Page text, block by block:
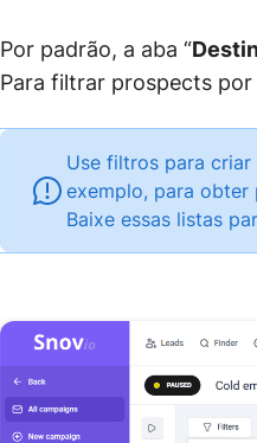
Por padrão, a aba “
Para filtrar prospects por
Use filtros para
exemplo, para obter
Baixe essas listas